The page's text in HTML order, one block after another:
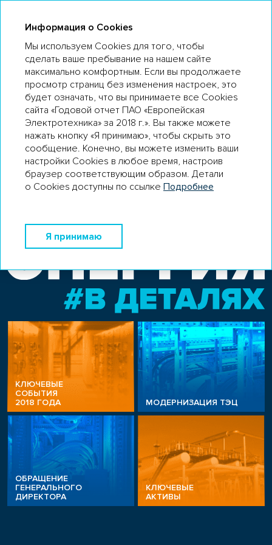
ПЕРЕЙТИ
В ОТЧЕТ
КЛЮЧЕВЫЕ
ПОКАЗАТЕЛИ
КОМПАНИИ
МОДЕРНИЗАЦИЯ ТЭЦ
КЛЮЧЕВЫЕ
СОБЫТИЯ
2018 ГОДА
КЛЮЧЕВЫЕ
АКТИВЫ
ОБРАЩЕНИЕ
ГЕНЕРАЛЬНОГО
ДИРЕКТОРА
Информация о Cookies
Мы используем Cookies для того, чтобы
сделать ваше пребывание на нашем сайте
максимально комфортным. Если вы продолжаете
просмотр страниц без изменения настроек, это
будет означать, что вы принимаете все Cookies
сайта «Годовой отчет ПАО «Европейская
Электротехника» за 2018 г.». Вы также можете
нажать кнопку «Я принимаю», чтобы скрыть это
сообщение. Конечно, вы можете изменить ваши
настройки Cookies в любое время, настроив
браузер соответствующим образом. Детали
о Cookies доступны по ссылке Подробнее
Я принимаю